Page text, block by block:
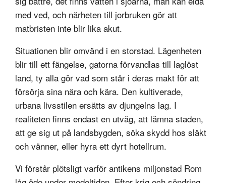
med ved, och närheten till jorbruken gör att
matbristen inte blir lika akut.
Situationen blir omvänd i en storstad. Lägenheten
blir till ett fängelse, gatorna förvandlas till laglöst
land, ty alla gör vad som står i deras makt för att
försörja sina nära och kära. Den kultiverade,
urbana livsstilen ersätts av djungelns lag. I
realiteten finns endast en utväg, att lämna staden,
att ge sig ut på landsbygden, söka skydd hos släkt
och vänner, eller hyra ett dyrt hotellrum.
Vi förstår plötsligt varför antikens miljonstad Rom